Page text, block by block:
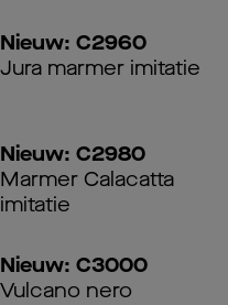
Nieuw: C2960
Jura marmer imitatie
Nieuw: C2980
Marmer Calacatta
imitatie
Nieuw: C3000
Vulcano nero